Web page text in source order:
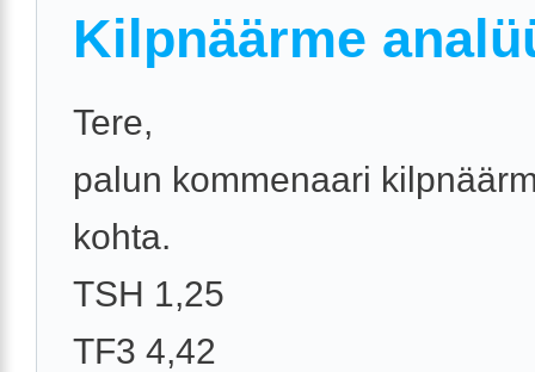
Kilpnäärme
Tere,
palun kommenaari
kohta.
TSH 1,25
TF3 4,42